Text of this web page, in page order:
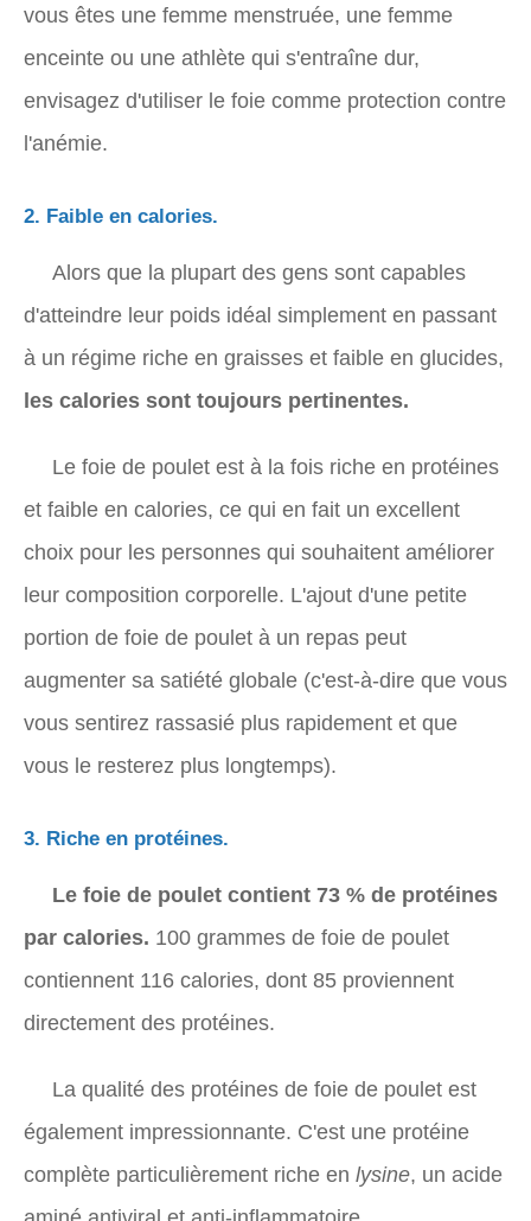
vous êtes une femme menstruée, une femme
enceinte ou une athlète qui s'entraîne dur,
envisagez d'utiliser le foie comme protection contre
l'anémie.
2. Faible en calories.
Alors que la plupart des gens sont capables
d'atteindre leur poids idéal simplement en passant
à un régime riche en graisses et faible en glucides,
les calories sont toujours pertinentes.
Le foie de poulet est à la fois riche en protéines
et faible en calories, ce qui en fait un excellent
choix pour les personnes qui souhaitent améliorer
leur composition corporelle. L'ajout d'une petite
portion de foie de poulet à un repas peut
augmenter sa satiété globale (c'est-à-dire que vous
vous sentirez rassasié plus rapidement et que
vous le resterez plus longtemps).
3. Riche en protéines.
Le foie de poulet contient 73 % de protéines
par calories. 100 grammes de foie de poulet
contiennent 116 calories, dont 85 proviennent
directement des protéines.
La qualité des protéines de foie de poulet est
également impressionnante. C'est une protéine
complète particulièrement riche en lysine, un acide